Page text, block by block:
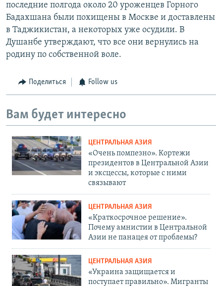
последние полгода около 20 уроженцев Горного
Бадахшана были похищены в Москве и доставлены
в Таджикистан, а некоторых уже осудили. В
Душанбе утверждают, что все они вернулись на
родину по собственной воле.
Поделиться Follow us
Вам будет интересно
ЦЕНТРАЛЬНАЯ АЗИЯ
«Очень помпезно». Кортежи
президентов в Центральной Азии
и эксцессы, которые с ними
связывают
ЦЕНТРАЛЬНАЯ АЗИЯ
«Краткосрочное решение».
Почему амнистии в Центральной
Азии не панацея от проблемы?
ЦЕНТРАЛЬНАЯ АЗИЯ
«Украина защищается и
поступает правильно». Мигранты